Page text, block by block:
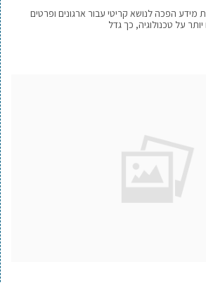
מידע הפכה לנושא קריטי עבור ארגונים ופרטים
על טכנולוגיה, כך גדל